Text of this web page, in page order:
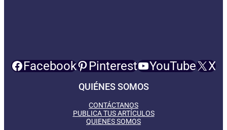
Facebook Pinterest YouTube X
QUIÉNES SOMOS
CONTÁCTANOS
PUBLICA TUS ARTÍCULOS
QUIENES SOMOS